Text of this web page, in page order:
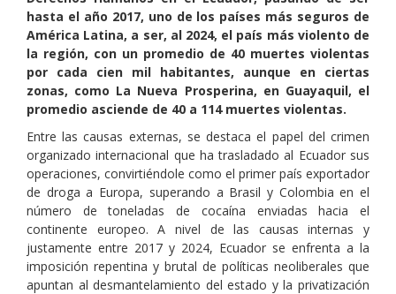
hasta el año 2017, uno de los países más seguros de
América Latina, a ser, al 2024, el país más violento de
la región, con un promedio de 40 muertes violentas
por cada cien mil habitantes, aunque en ciertas
zonas, como La Nueva Prosperina, en Guayaquil, el
promedio asciende de 40 a 114 muertes violentas.
Entre las causas externas, se destaca el papel del crimen
organizado internacional que ha trasladado al Ecuador sus
operaciones, convirtiéndole como el primer país exportador
de droga a Europa, superando a Brasil y Colombia en el
número de toneladas de cocaína enviadas hacia el
continente europeo. A nivel de las causas internas y
justamente entre 2017 y 2024, Ecuador se enfrenta a la
imposición repentina y brutal de políticas neoliberales que
apuntan al desmantelamiento del estado y la privatización